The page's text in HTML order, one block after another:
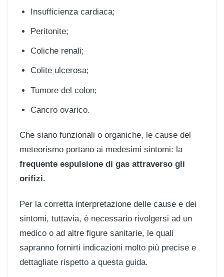
Insufficienza cardiaca;
Peritonite;
Coliche renali;
Colite ulcerosa;
Tumore del colon;
Cancro ovarico.
Che siano funzionali o organiche, le cause del
meteorismo portano ai medesimi sintomi: la
frequente espulsione di gas attraverso gli
orifizi.
Per la corretta interpretazione delle cause e dei
sintomi, tuttavia, è necessario rivolgersi ad un
medico o ad altre figure sanitarie, le quali
sapranno fornirti indicazioni molto più precise e
dettagliate rispetto a questa guida.